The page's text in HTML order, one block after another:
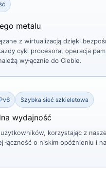
metalu
z wirtualizacją dzięki
cykl procesora, operacja
wyłącznie do Ciebie.
Szybka sieć szkieletowa
wydajność
korzystając z
łączność o niskim opóźnieniu i